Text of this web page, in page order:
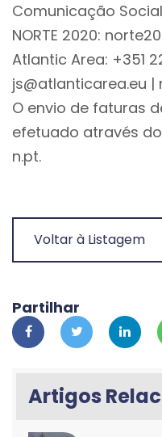
Comunicação
NORTE 2020:
Atlantic Area: +351
js@atlanticarea.eu
O envio de faturas
efetuado através
n.pt.
Voltar à Listagem
Partilhar
Artigos